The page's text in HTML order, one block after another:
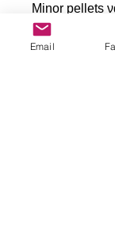
Minor pellets
70% της
κατά βάρος
Email